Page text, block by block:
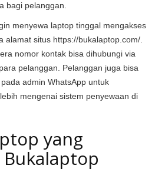
bagi pelanggan.
menyewa laptop tinggal mengakses
alamat situs https://bukalaptop.com/.
nomor kontak bisa dihubungi via
pelanggan. Pelanggan juga bisa
admin WhatsApp untuk
mengenai sistem penyewaan di
yang